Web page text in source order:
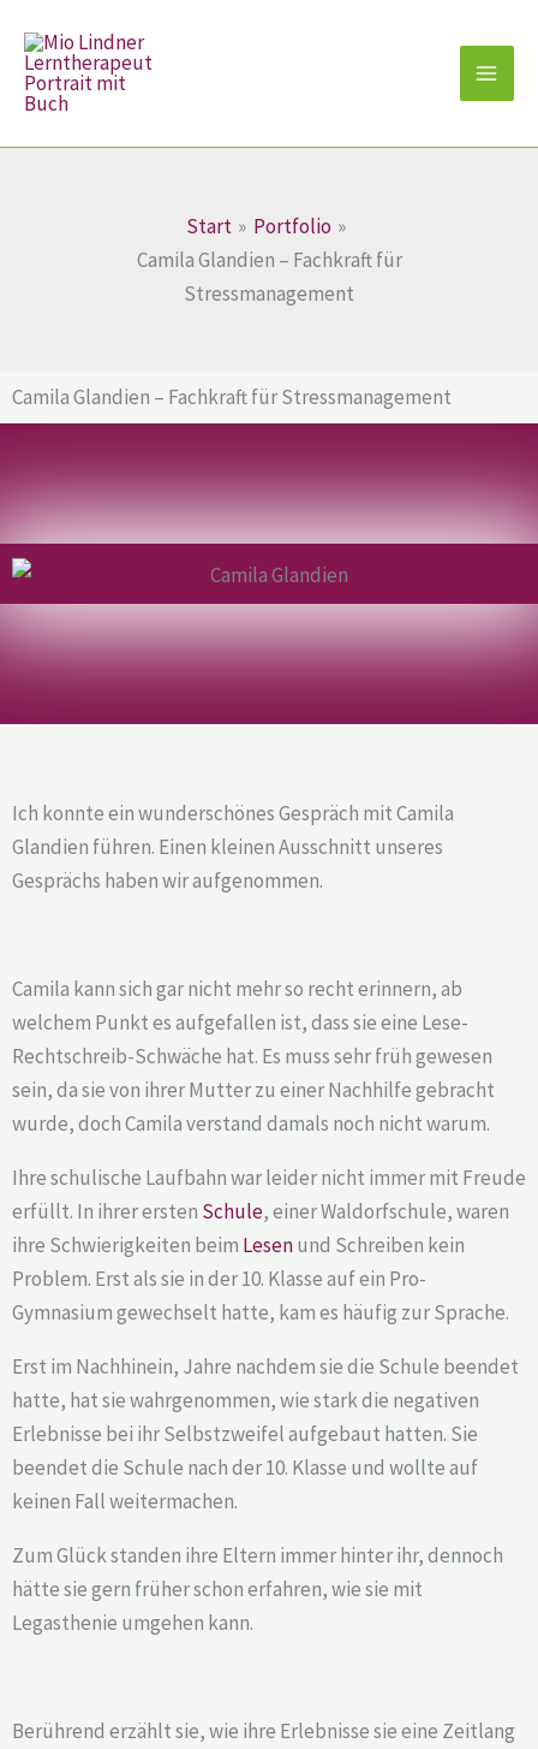
Inhalt
springen
Start
Portfolio
Camila Glandien – Fachkraft für
Stressmanagement
Camila Glandien – Fachkraft für Stressmanagement
Ich konnte ein wunderschönes Gespräch mit Camila
Glandien führen. Einen kleinen Ausschnitt unseres
Gesprächs haben wir aufgenommen.
Camila kann sich gar nicht mehr so recht erinnern, ab
welchem Punkt es aufgefallen ist, dass sie eine Lese-
Rechtschreib-Schwäche hat. Es muss sehr früh gewesen
sein, da sie von ihrer Mutter zu einer Nachhilfe gebracht
wurde, doch Camila verstand damals noch nicht warum.
Ihre schulische Laufbahn war leider nicht immer mit Freude
erfüllt. In ihrer ersten Schule, einer Waldorfschule, waren
ihre Schwierigkeiten beim Lesenund Schreiben kein
Problem. Erst als sie in der 10. Klasse auf ein Pro-
Gymnasium gewechselt hatte, kam es häufig zur Sprache.
Erst im Nachhinein, Jahre nachdem sie die Schule beendet
hatte, hat sie wahrgenommen, wie stark die negativen
Erlebnisse bei ihr Selbstzweifel aufgebaut hatten. Sie
beendet die Schule nach der 10. Klasse und wollte auf
keinen Fall weitermachen.
Zum Glück standen ihre Eltern immer hinter ihr, dennoch
hätte sie gern früher schon erfahren, wie sie mit
Legasthenie umgehen kann.
Berührend erzählt sie, wie ihre Erlebnisse sie eine Zeitlang